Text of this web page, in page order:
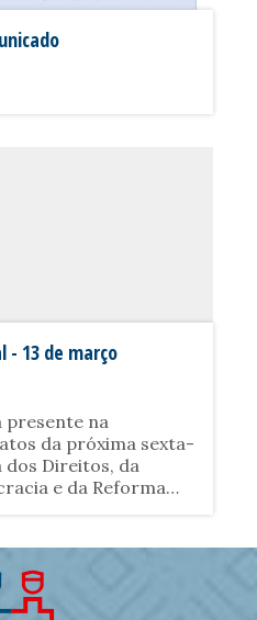
- 13 de março
presente na
da próxima sexta-
dos Direitos, da
e da Reforma